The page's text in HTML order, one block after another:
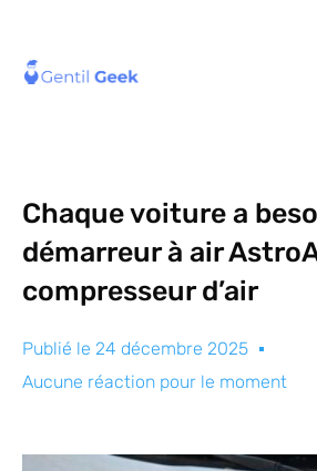
Chaque voiture a
démarreur à air
compresseur d’air
Publié le 24 décembre 2025
Aucune réaction pour le moment